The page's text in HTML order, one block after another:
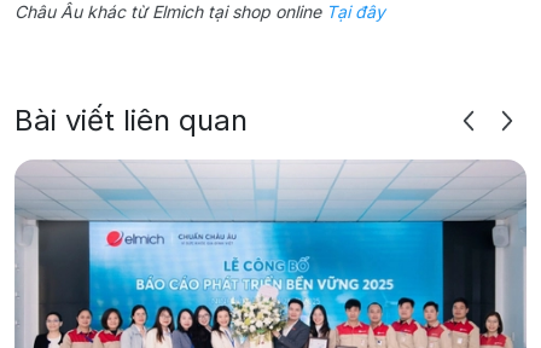
Châu Âu khác từ Elmich tại shop online Tại đây
Bài viết liên quan